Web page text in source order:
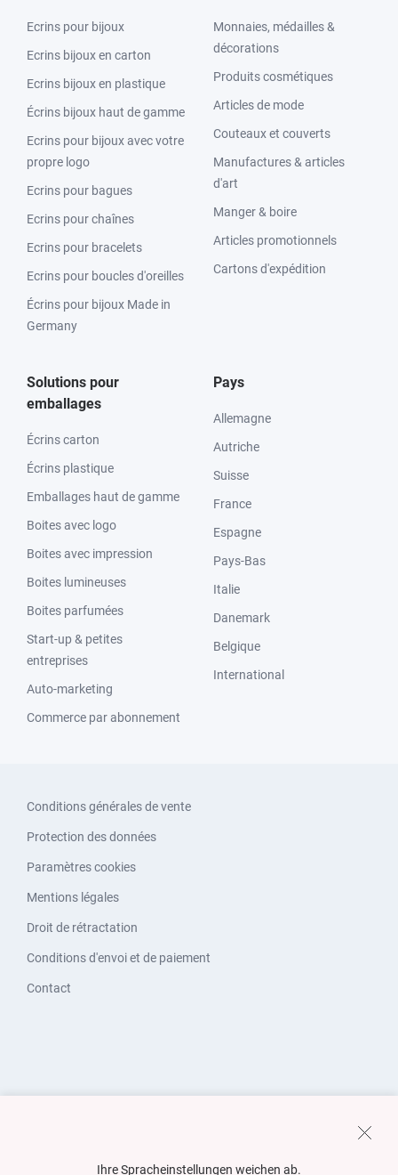
Ecrins pour bijoux
Ecrins bijoux en carton
Ecrins bijoux en plastique
Écrins bijoux haut de gamme
Ecrins pour bijoux avec votre
propre logo
Ecrins pour bagues
Ecrins pour chaînes
Ecrins pour bracelets
Ecrins pour boucles d'oreilles
Écrins pour bijoux Made in
Germany
Monnaies, médailles &
décorations
Produits cosmétiques
Articles de mode
Couteaux et couverts
Manufactures & articles
d'art
Manger & boire
Articles promotionnels
Cartons d'expédition
Solutions pour
emballages
Écrins carton
Écrins plastique
Emballages haut de gamme
Boites avec logo
Boites avec impression
Boites lumineuses
Boites parfumées
Start-up & petites
entreprises
Auto-marketing
Commerce par abonnement
Pays
Allemagne
Autriche
Suisse
France
Espagne
Pays-Bas
Italie
Danemark
Belgique
International
Conditions générales de vente
Protection des données
Paramètres cookies
Mentions légales
Droit de rétractation
Conditions d'envoi et de paiement
Contact
Ihre Spracheinstellungen weichen ab.